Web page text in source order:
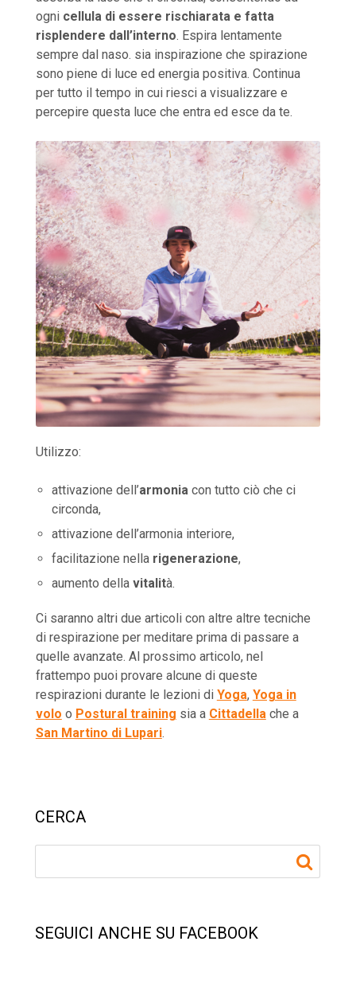
ogni cellula di essere rischiarata e fatta
risplendere dall’interno. Espira lentamente
sempre dal naso. sia inspirazione che spirazione
sono piene di luce ed energia positiva. Continua
per tutto il tempo in cui riesci a visualizzare e
percepire questa luce che entra ed esce da te.
Utilizzo:
attivazione dell’armonia con tutto ciò che ci
circonda,
attivazione dell’armonia interiore,
facilitazione nellarigenerazione,
aumento della vitalità.
Ci saranno altri due articoli con altre altre tecniche
di respirazione per meditare prima di passare a
quelle avanzate. Al prossimo articolo, nel
frattempo puoi provare alcune di queste
respirazioni durante le lezioni di Yoga, Yoga in
volo o Postural training sia a Cittadella che a
San Martino di Lupari.
CERCA
SEGUICI ANCHE SU FACEBOOK